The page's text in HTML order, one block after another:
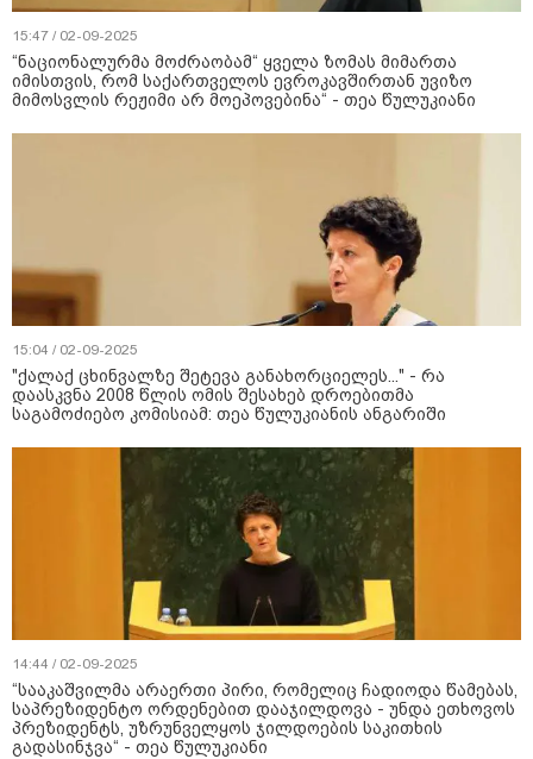
15:47 / 02-09-2025
“ნაციონალურმა მოძრაობამ“ ყველა ზომას მიმართა
იმისთვის, რომ საქართველოს ევროკავშირთან უვიზო
მიმოსვლის რეჟიმი არ მოეპოვებინა“ - თეა წულუკიანი
15:04 / 02-09-2025
"ქალაქ ცხინვალზე შეტევა განახორციელეს..." - რა
დაასკვნა 2008 წლის ომის შესახებ დროებითმა
საგამოძიებო კომისიამ: თეა წულუკიანის ანგარიში
14:44 / 02-09-2025
“სააკაშვილმა არაერთი პირი, რომელიც ჩადიოდა წამებას,
საპრეზიდენტო ორდენებით დააჯილდოვა - უნდა ეთხოვოს
პრეზიდენტს, უზრუნველყოს ჯილდოების საკითხის
გადასინჯვა“ - თეა წულუკიანი